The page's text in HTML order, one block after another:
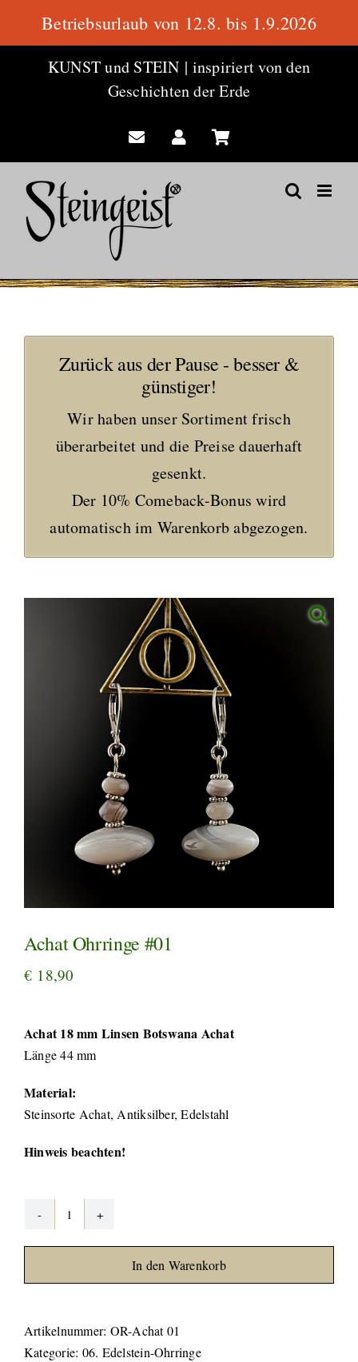
KUNST und STEIN | inspiriert von den
Geschichten der Erde
Zurück aus der Pause - besser &
günstiger!
Wir haben unser Sortiment frisch
überarbeitet und die Preise dauerhaft
gesenkt.
Der 10% Comeback-Bonus wird
automatisch im Warenkorb abgezogen.
Achat Ohrringe #01
€ 18,90
Achat 18 mm Linsen Botswana Achat
Länge 44 mm
Material:
Steinsorte Achat, Antiksilber, Edelstahl
Hinweis beachten!
Achat
Ohrringe
Menge
In den Warenkorb
Artikelnummer: OR-Achat 01
Kategorie: 06. Edelstein-Ohrringe
Betriebsurlaub von 12.8. bis 1.9.2026